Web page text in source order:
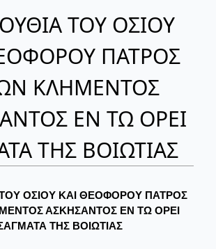
ΤΟΥ ΟΣΙΟΥ
ΠΑΤΡΟΣ
ΚΛΗΜΕΝΤΟΣ
ΕΝ ΤΩ ΟΡΕΙ
ΤΗΣ ΒΟΙΩΤΙΑΣ
ΟΣΙΟΥ ΚΑΙ ΘΕΟΦΟΡΟΥ ΠΑΤΡΟΣ
ΑΣΚΗΣΑΝΤΟΣ ΕΝ ΤΩ ΟΡΕΙ
ΤΗΣ ΒΟΙΩΤΙΑΣ